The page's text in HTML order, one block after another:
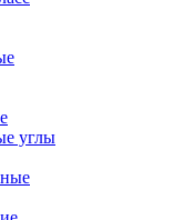
углы